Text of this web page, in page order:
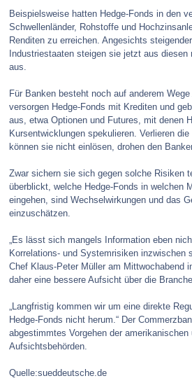
Beispielsweise hatten Hedge-Fonds in den
Schwellenländer, Rohstoffe und
Renditen zu erreichen. Angesichts
Industriestaaten steigen sie jetzt aus
aus.
Für Banken besteht noch auf anderem
versorgen Hedge-Fonds mit Krediten und
aus, etwa Optionen und Futures, mit denen
Kursentwicklungen spekulieren. Verlieren
können sie nicht einlösen, drohen den
Zwar sichern sie sich gegen solche Risiken
überblickt, welche Hedge-Fonds in welchen
eingehen, sind Wechselwirkungen und das
einzuschätzen.
„Es lässt sich mangels Information eben
Korrelations- und Systemrisiken inzwischen
Chef Klaus-Peter Müller am Mittwochabend
daher eine bessere Aufsicht über die
„Langfristig kommen wir um eine direkte
Hedge-Fonds nicht herum.“ Der
abgestimmtes Vorgehen der amerikanischen
Aufsichtsbehörden.
Quelle:sueddeutsche.de